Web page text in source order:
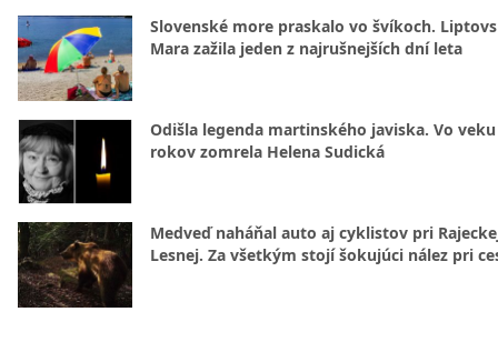
Slovenské more praskalo vo švíkoch.
Mara zažila jeden z najrušnejších dní leta
Odišla legenda martinského javiska. Vo veku
rokov zomrela Helena Sudická
Medveď naháňal auto aj cyklistov pri
Lesnej. Za všetkým stojí šokujúci nález pri